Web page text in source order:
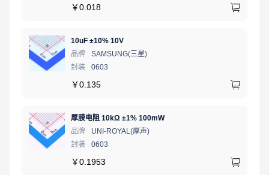
￥0.018
10uF ±10% 10V
品牌
SAMSUNG(三星)
封装
0603
￥0.135
厚膜电阻 10kΩ ±1% 100mW
品牌
UNI-ROYAL(厚声)
封装
0603
￥0.1953